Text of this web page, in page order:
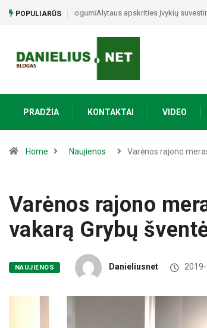
POPULIARŪS Alytaus apskrities įvykių suvestinė:
PRADŽIA KONTAKTAI VIDEO
Home Naujienos Varėnos rajono
Varėnos rajono
vakarą Grybų
NAUJIENOS Danieliusnet